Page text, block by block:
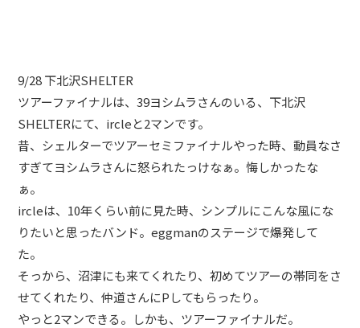
9/28 下北沢SHELTER
ツアーファイナルは、39ヨシムラさんのいる、下北沢
SHELTERにて、ircleと2マンです。
昔、シェルターでツアーセミファイナルやった時、動員なさ
すぎてヨシムラさんに怒られたっけなぁ。悔しかったな
ぁ。
ircleは、10年くらい前に見た時、シンプルにこんな風にな
りたいと思ったバンド。eggmanのステージで爆発して
た。
そっから、沼津にも来てくれたり、初めてツアーの帯同をさ
せてくれたり、仲道さんにPしてもらったり。
やっと2マンできる。しかも、ツアーファイナルだ。